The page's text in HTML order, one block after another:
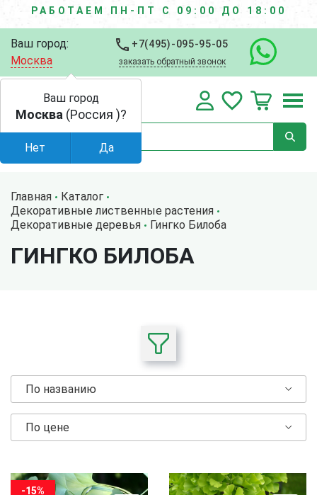
РАБОТАЕМ ПН-ПТ С 09:00 ДО 18:00
Ваш город:
Москва
+7(495)-095-95-05
заказать обратный звонок
Главная
Каталог
Декоративные лиственные растения
Декоративные деревья
Гингко Билоба
ГИНГКО БИЛОБА
По названию
По цене
-15%
Ваш город
Москва (Россия )?
Нет Да